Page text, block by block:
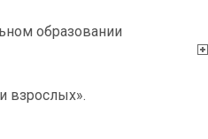
образовании
взрослых».